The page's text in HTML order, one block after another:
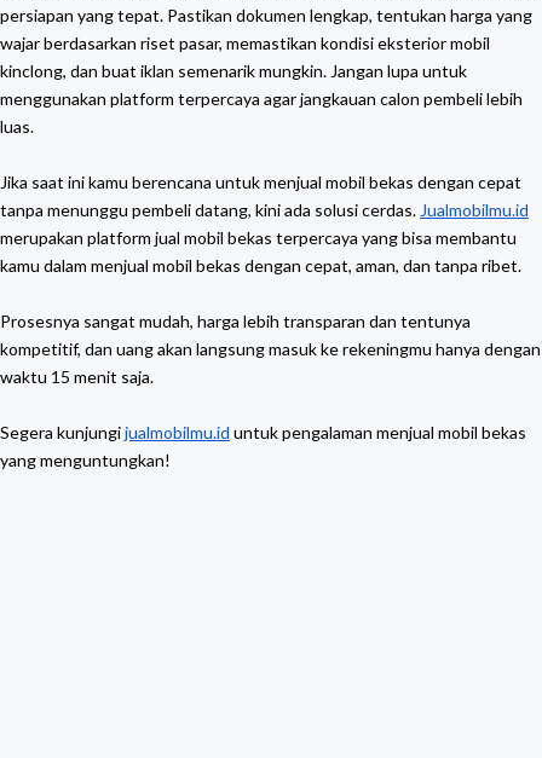
persiapan yang tepat. Pastikan dokumen lengkap, tentukan harga yang
wajar berdasarkan riset pasar, memastikan kondisi eksterior mobil
kinclong, dan buat iklan semenarik mungkin. Jangan lupa untuk
menggunakan platform terpercaya agar jangkauan calon pembeli lebih
luas.
Jika saat ini kamu berencana untuk menjual mobil bekas dengan cepat
tanpa menunggu pembeli datang, kini ada solusi cerdas. Jualmobilmu.id
merupakan platform jual mobil bekas terpercaya yang bisa membantu
kamu dalam menjual mobil bekas dengan cepat, aman, dan tanpa ribet.
Prosesnya sangat mudah, harga lebih transparan dan tentunya
kompetitif, dan uang akan langsung masuk ke rekeningmu hanya dengan
waktu 15 menit saja.
Segera kunjungijualmobilmu.id untuk pengalaman menjual mobil bekas
yang menguntungkan!